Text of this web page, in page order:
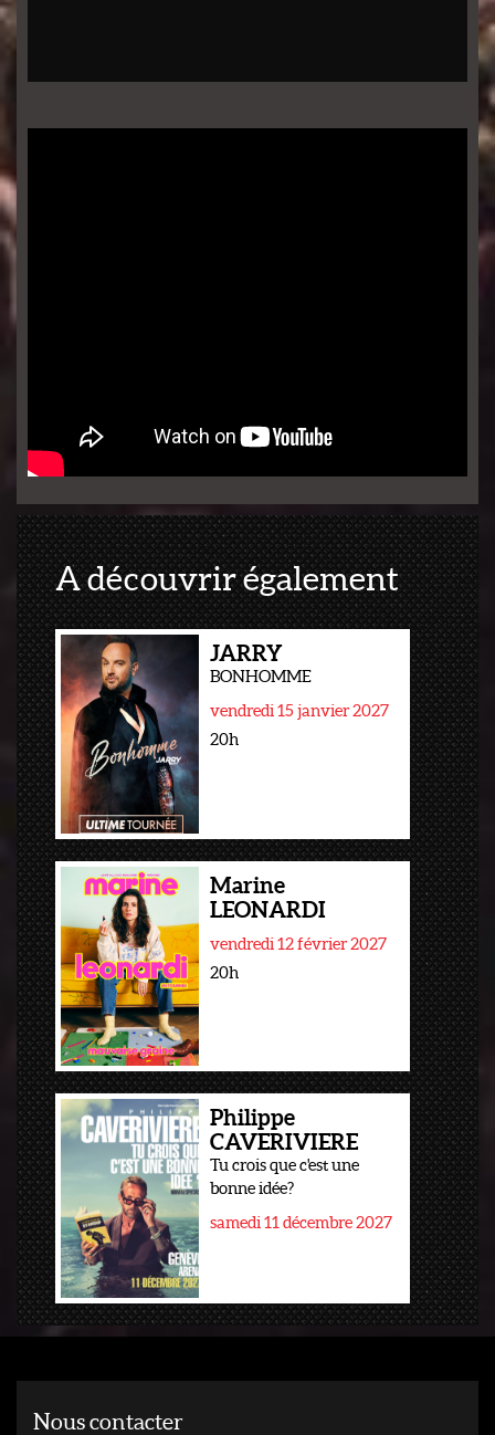
A découvrir également
JARRY
BONHOMME
vendredi 15 janvier 2027
20h
Marine
LEONARDI
vendredi 12 février 2027
20h
Philippe
CAVERIVIERE
Tu crois que c'est une
bonne idée?
samedi 11 décembre 2027
Nous contacter